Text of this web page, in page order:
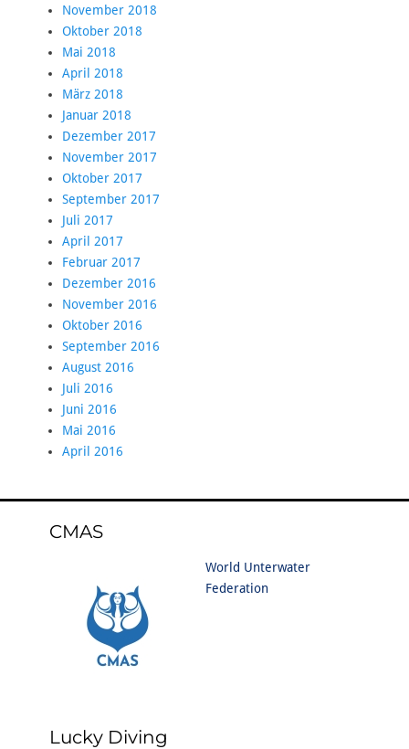
November 2018
Oktober 2018
Mai 2018
April 2018
März 2018
Januar 2018
Dezember 2017
November 2017
Oktober 2017
September 2017
Juli 2017
April 2017
Februar 2017
Dezember 2016
November 2016
Oktober 2016
September 2016
August 2016
Juli 2016
Juni 2016
Mai 2016
April 2016
CMAS
World Unterwater
Federation
Lucky Diving